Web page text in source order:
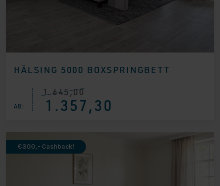
HÄLSING 5000 BOXSPRINGBETT
AB:
1.645,00
Ursprünglicher
Preis
war:1.357,30
Aktueller
Preis
ist:
€300,- Cashback!